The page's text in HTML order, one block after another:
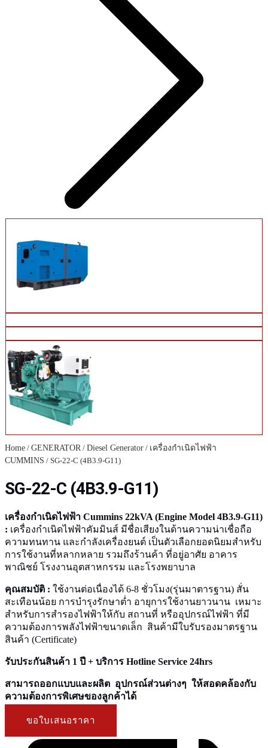
Home / GENERATOR / Diesel Generator / เครื่องกำเนิดไฟฟ้า
CUMMINS / SG-22-C (4B3.9-G11)
SG-22-C (4B3.9-G11)
เครื่องกำเนิดไฟฟ้า Cummins 22kVA (Engine Model 4B3.9-G11)
: เครื่องกำเนิดไฟฟ้าคัมมินส์ มีชื่อเสียงในด้านความน่าเชื่อถือ
ความทนทาน และกำลังเครื่องยนต์ เป็นตัวเลือกยอดนิยมสำหรับ
การใช้งานที่หลากหลาย รวมถึงร้านค้า ที่อยู่อาศัย อาคาร
พาณิชย์ โรงงานอุตสาหกรรม และโรงพยาบาล
คุณสมบัติ : ใช้งานต่อเนื่องได้ 6-8 ชั่วโมง(รุ่นมาตารฐาน) สั่น
สะเทือนน้อย การบำรุงรักษาต่ำ อายุการใช้งานยาวนาน เหมาะ
สำหรับการสำรองไฟฟ้าให้กับ สถานที่ หรืออุปกรณ์ไฟฟ้า ที่มี
ความต้องการพลังไฟฟ้าขนาดเล็ก สินค้ามีใบรับรองมาตรฐาน
สินค้า (Certificate)
รับประกันสินค้า 1 ปี + บริการ Hotline Service 24hrs
สามารถออกแบบและผลิต อุปกรณ์ส่วนต่างๆ ให้สอดคล้องกับ
ความต้องการพิเศษของลูกค้าได้
ขอใบเสนอราคา